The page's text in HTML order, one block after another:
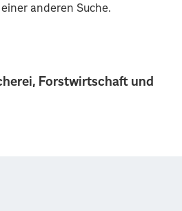
Forstwirtschaft und
anderen Suche.